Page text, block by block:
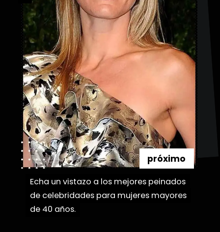
Echa un vistazo a los mejores peinados
de celebridades para mujeres mayores
de 40 años.
Echa un vistazo a los mejores peinados
de celebridades para mujeres mayores
de 40 años.
próximo